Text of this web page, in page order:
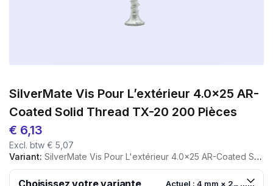
SilverMate Vis Pour L’extérieur 4.0×25 AR-
Coated Solid Thread TX-20 200 Pièces
€ 6,13
Excl. btw € 5,07
Variant: SilverMate Vis Pour L'extérieur 4.0×25 AR-Coated Solid Thread TX-20 200 Pièces
Choisissez votre variante Actuel : 4 mm × 25 mm